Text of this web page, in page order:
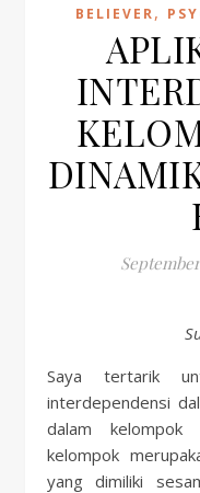
BELIEVER,
Saya tertarik
interdependensi
dalam kelompok
kelompok
yang dimiliki